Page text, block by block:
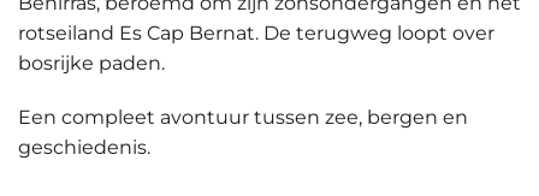
rotseiland Es Cap Bernat. De terugweg loopt over
bosrijke paden.
Een compleet avontuur tussen zee, bergen en
geschiedenis.